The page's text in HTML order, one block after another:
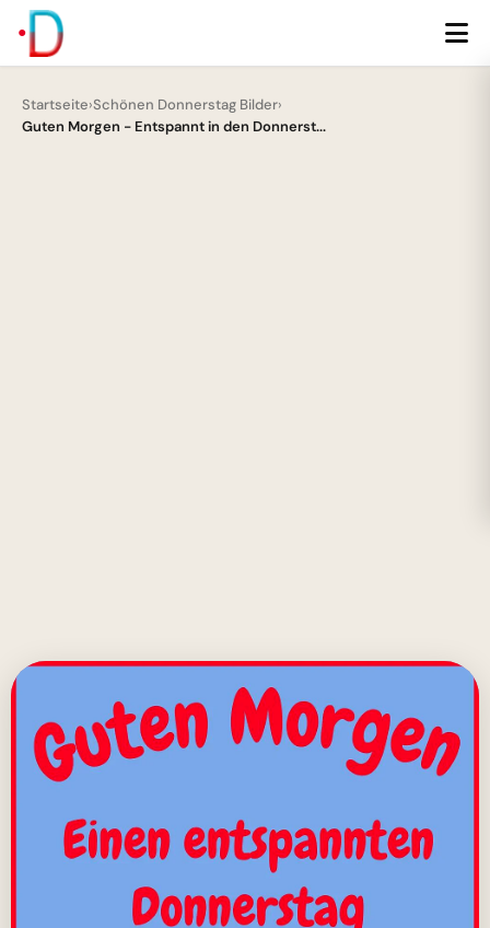
Startseite›Schönen Donnerstag Bilder›
Guten Morgen - Entspannt in den Donnerst...